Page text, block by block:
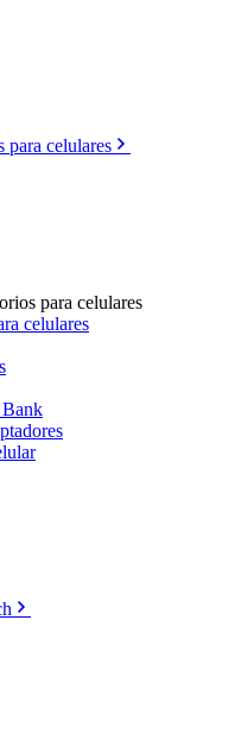
para celulares
para celulares
celulares
Bank